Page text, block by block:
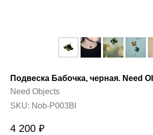
Подвеска Бабочка, черная. Need
Need Objects
SKU: Nob-P003Bl
4 200 ₽